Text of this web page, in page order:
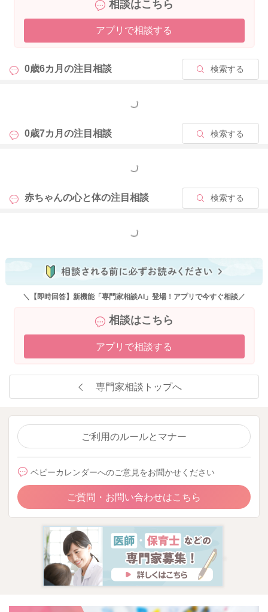
いです。特に寝返りやうつ伏せを活発にするお子さんは、あま
り飲まないことも多いです。
元気があって、ずっと泣いて機嫌が悪い、体重が減ってくるな
て見守っていただけると良いかとお思います。
量が減ってくる場合があります。1日6〜8回出ていれば問題ない
回少ない、皮膚の張りがなく乾燥しているなどあれば受診され
また、大変恐縮ですが、ベビーカレンダー事務局から、以下の
ような連絡を受けておりますので、お手間をおかけして申し訳
ありませんが、下記をお読みいただき、ご理解いただけますと
ンダーの専門家相談コーナーをご利用くださいましてありがと
談ご利用ガイド」に記載しておりますとおり、 「1つの投稿に
質問はひとつ」でお願いをしております。
ても、お手数をおかけしますが、再度ひとつずつご投稿いただ
ひとつずつ投稿していただくことによって、 同じようなお悩み
をお持ちの方が相談を簡単に検索できることにより、 お悩みの
ご理解いただけますと幸いです。
▼専門家相談ご利用ガイド
https://senmonka.baby-calendar.jp/about
これからもベビーカレンダーの専門家相談コーナーをよろしく
お願いいたします。
相談はこちら
アプリで相談する
0歳6カ月の注目相談 検索する
もっと見る
0歳7カ月の注目相談 検索する
もっと見る
赤ちゃんの心と体の注目相談 検索する
もっと見る
＼【即時回答】新機能「専門家相談AI」登場！アプリで今すぐ相談／
相談はこちら
アプリで相談する
専門家相談トップへ
ご利用のルールとマナー
ベビーカレンダーへのご意見をお聞かせください
ご質問・お問い合わせはこちら